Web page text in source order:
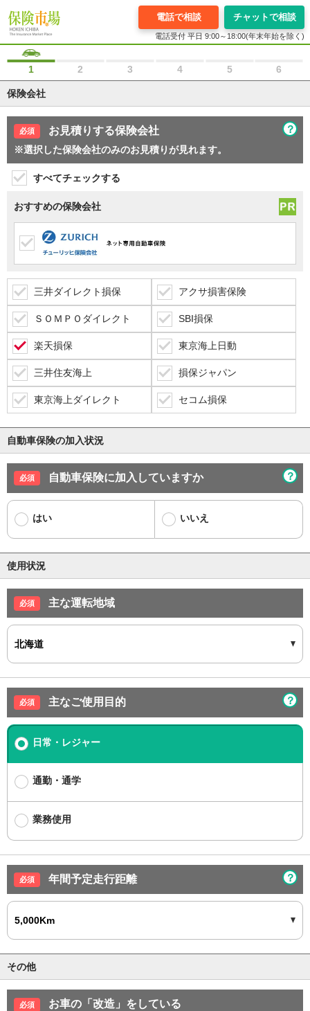
電話で相談 チャットで相談
電話受付 平日 9:00～18:00(年末年始を除く)
1 2 3 4 5 6
保険会社
お見積りする保険会社
※選択した保険会社のみのお見積りが見れます。
？
すべてチェックする
おすすめの保険会社
三井ダイレクト損保 アクサ損害保険
ＳＯＭＰＯダイレクト SBI損保
楽天損保 東京海上日動
三井住友海上 損保ジャパン
東京海上ダイレクト セコム損保
自動車保険の加入状況
自動車保険に加入していますか ？
はい いいえ
使用状況
主な運転地域
主なご使用目的 ？
日常・レジャー
通勤・通学
業務使用
年間予定走行距離 ？
その他
お車の「改造」をしている